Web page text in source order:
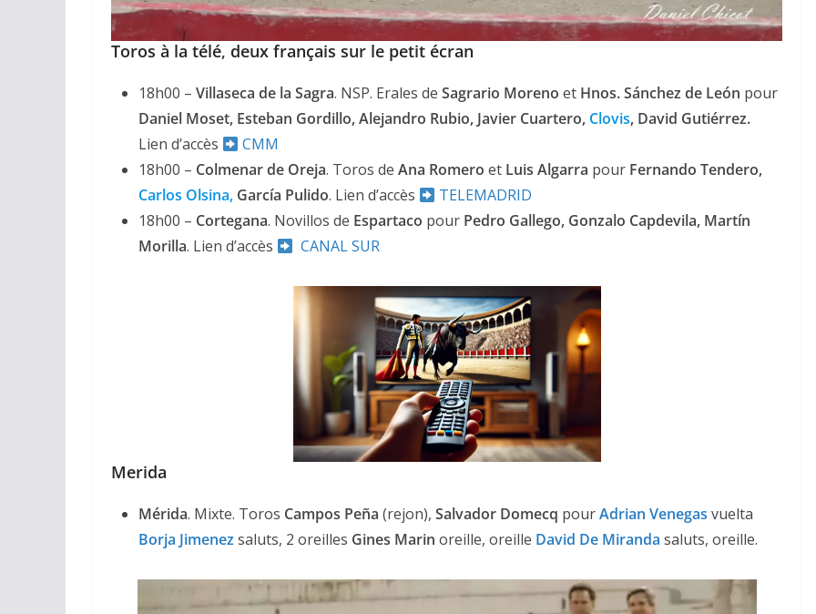
Toros à la télé, deux français sur le petit écran
18h00 – Villaseca de la Sagra. NSP. Erales de Sagrario Moreno et Hnos. Sánchez de León pour
Daniel Moset, Esteban Gordillo, Alejandro Rubio, Javier Cuartero, Clovis, David Gutiérrez.
Lien d’accès
CMM
18h00 – Colmenar de Oreja. Toros de Ana Romero et Luis Algarra pour Fernando Tendero,
Carlos Olsina, García Pulido. Lien d’accès
TELEMADRID
18h00 – Cortegana. Novillos de Espartaco pour Pedro Gallego, Gonzalo Capdevila, Martín
Morilla. Lien d’accès CANAL SUR
Merida
Mérida. Mixte. Toros Campos Peña (rejon), Salvador Domecq pourAdrian Venegas vuelta
Borja Jimenezsaluts, 2 oreilles Gines Marin oreille, oreille David De Miranda saluts, oreille.